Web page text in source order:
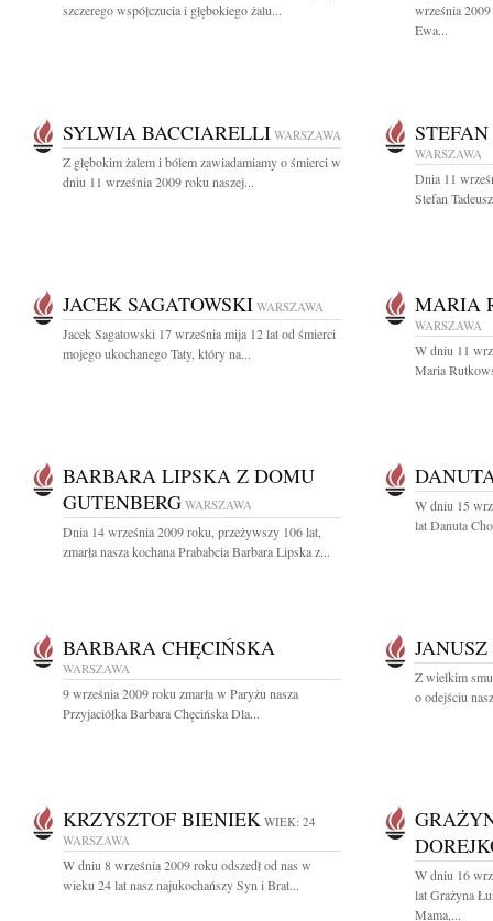
szczerego współczucia i głębokiego żalu...
września
Ewa...
SYLWIA BACCIARELLI WARSZAWA
Z głębokim żalem i bólem zawiadamiamy o śmierci w
dniu 11 września 2009 roku naszej...
WARSZAWA
Dnia 11
Stefan
JACEK SAGATOWSKI WARSZAWA
Jacek Sagatowski 17 września mija 12 lat od śmierci
mojego ukochanego Taty, który na...
MARIA
WARSZAWA
W dniu 11
Maria
BARBARA LIPSKA Z DOMU
GUTENBERG WARSZAWA
Dnia 14 września 2009 roku, przeżywszy 106 lat,
zmarła nasza kochana Prababcia Barbara Lipska z...
W dniu 15
lat Danuta
BARBARA CHĘCIŃSKA
WARSZAWA
9 września 2009 roku zmarła w Paryżu nasza
Przyjaciółka Barbara Chęcińska Dla...
Z wielkim
o odejściu
KRZYSZTOF BIENIEK WIEK: 24
WARSZAWA
W dniu 8 września 2009 roku odszedł od nas w
wieku 24 lat nasz najukochańszy Syn i Brat...
W dniu 16
lat Grażyna
Mama,...